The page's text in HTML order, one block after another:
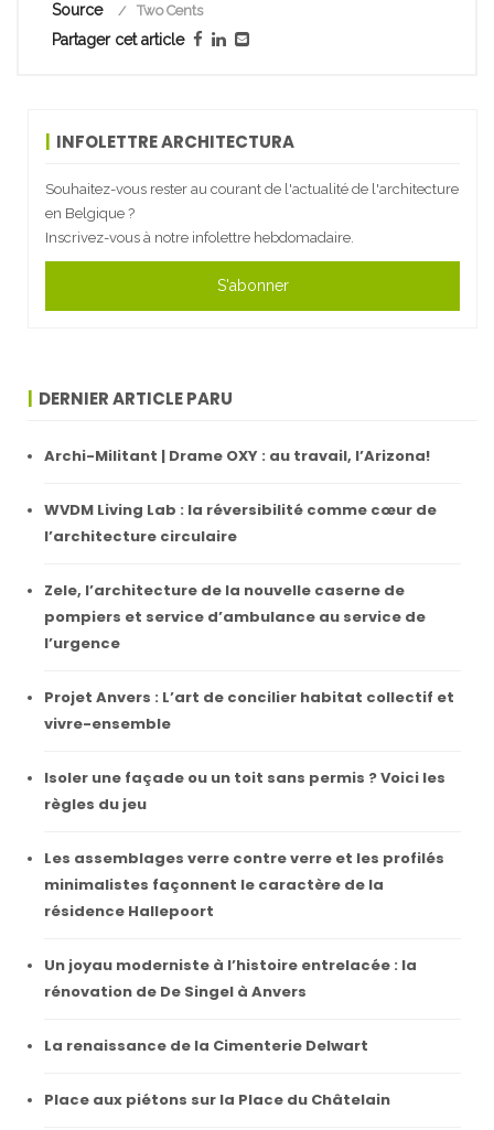
Source Two Cents
Partager cet article
INFOLETTRE ARCHITECTURA
Souhaitez-vous rester au courant de l'actualité de l'architecture
en Belgique ?
Inscrivez-vous à notre infolettre hebdomadaire.
S'abonner
DERNIER ARTICLE PARU
Archi-Militant | Drame OXY : au travail, l’Arizona!
WVDM Living Lab : la réversibilité comme cœur de
l’architecture circulaire
Zele, l’architecture de la nouvelle caserne de
pompiers et service d’ambulance au service de
l’urgence
Projet Anvers : L’art de concilier habitat collectif et
vivre-ensemble
Isoler une façade ou un toit sans permis ? Voici les
règles du jeu
Les assemblages verre contre verre et les profilés
minimalistes façonnent le caractère de la
résidence Hallepoort
Un joyau moderniste à l’histoire entrelacée : la
rénovation de De Singel à Anvers
La renaissance de la Cimenterie Delwart
Place aux piétons sur la Place du Châtelain